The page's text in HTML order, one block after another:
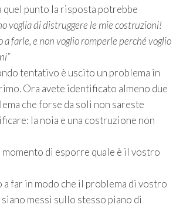
quel punto la risposta potrebbe
voglia di distruggere le mie costruzioni!
a farle, e non voglio romperle perché voglio
tentativo è uscito un problema in
Ora avete identificato almeno due
che forse da soli non sareste
la noia e una costruzione non
momento di esporre quale è il vostro
far in modo che il problema di vostro
messi sullo stesso piano di